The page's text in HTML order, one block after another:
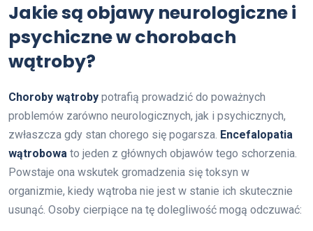
Jakie są objawy neurologiczne i
psychiczne w chorobach
wątroby?
Choroby wątroby potrafią prowadzić do poważnych
problemów zarówno neurologicznych, jak i psychicznych,
zwłaszcza gdy stan chorego się pogarsza. Encefalopatia
wątrobowa to jeden z głównych objawów tego schorzenia.
Powstaje ona wskutek gromadzenia się toksyn w
organizmie, kiedy wątroba nie jest w stanie ich skutecznie
usunąć. Osoby cierpiące na tę dolegliwość mogą odczuwać: